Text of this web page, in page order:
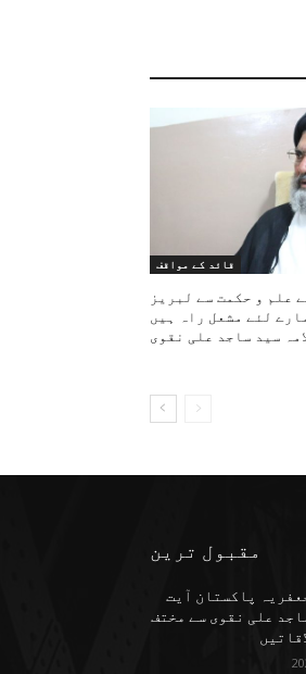
قائد کے مواقف
علم و حکمت سے لبریز
لئے مشعل راہ ہیں
سید ساجد علی نقوی
مقبول ترین
پاکستان آیت
علی نقوی سے مختف